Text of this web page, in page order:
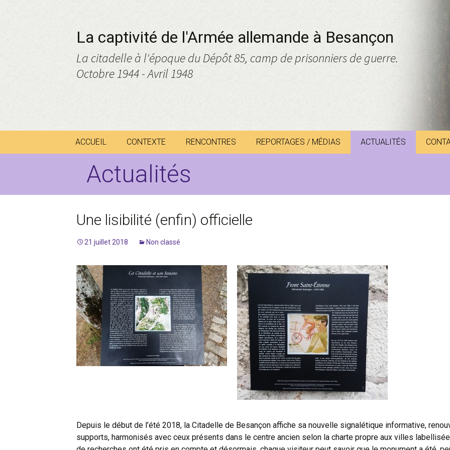
La captivité de l'Armée allemande à Besançon
La citadelle à l'époque du Dépôt 85, camp de prisonniers de guerre.
Octobre 1944 - Avril 1948
ACCUEIL CONTEXTE
Besançon : entre
phénomène de masse
et droit international
prisonniers
renaît
Lagerbote
Steinpilze
Œuvres WOJTASZYK
Bibliographie et autres
références
RENCONTRES
KALLENBERGER
Hans WOJTASZYK
Jean (Hans)
SCHOBERTH
Kurt PÜSCHEL
Willi BENDER
Herbert MÜLLER
Georges DUMOULIN
Sigurd ASKEVOLD
REPORTAGES / MÉDIAS ACTUALITÉS
Actualités
Une lisibilité (enfin) officielle
21 juillet 2018 Non classé
Depuis le début de l’été 2018, la Citadelle de Besançon affiche sa nouvelle signalétique informative,
supports, harmonisés avec ceux présents dans le centre ancien selon la charte propre aux villes